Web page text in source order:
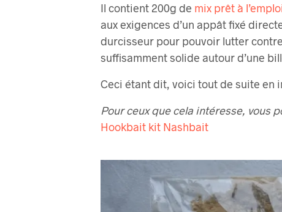
Il contient 200g de mix prêt à l’emploi
aux exigences d’un appât fixé
durcisseur pour pouvoir lutter
suffisamment solide autour d’une
Ceci étant dit, voici tout de suite en
Pour ceux que cela intéresse, vous
Hookbait kit Nashbait